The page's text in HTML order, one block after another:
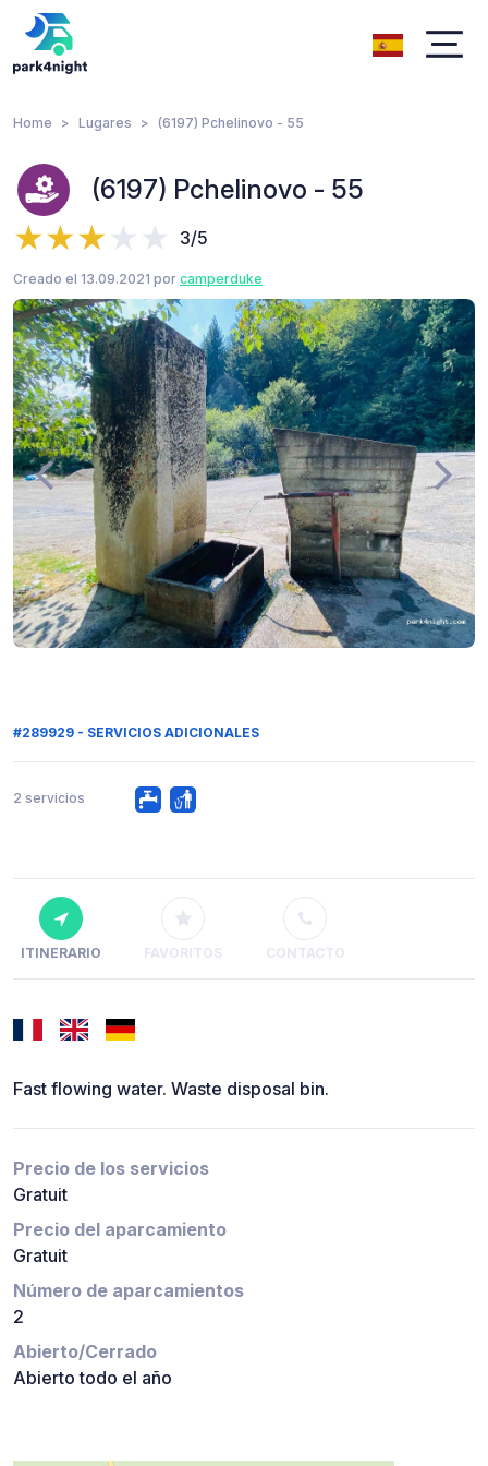
Home Lugares (6197) Pchelinovo - 55
(6197) Pchelinovo - 55
3/5
Creado el 13.09.2021 por camperduke
#289929 - SERVICIOS ADICIONALES
2 servicios
ITINERARIO FAVORITOS CONTACTO
Fast flowing water. Waste disposal bin.
Precio de los servicios
Gratuit
Precio del aparcamiento
Gratuit
Número de aparcamientos
2
Abierto/Cerrado
Abierto todo el año